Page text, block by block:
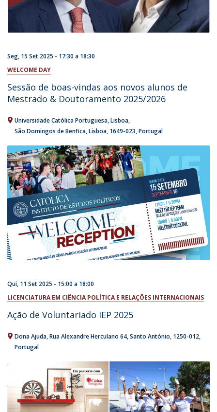
Seg, 15 Set 2025 - 17:30 a 18:30
WELCOME DAY
Sessão de boas-vindas aos novos alunos de
Mestrado & Doutoramento 2025/2026
Universidade Católica Portuguesa Lisboa
São Domingos de Benfica, Lisboa 1649-023 Portugal
Qui, 11 Set 2025 - 15:00 a 18:00
LICENCIATURA EM CIÊNCIA POLÍTICA E RELAÇÕES INTERNACIONAIS
Ação de Voluntariado IEP 2025
Dona Ajuda Rua Alexandre Herculano 64 Santo António 1250-012
Portugal